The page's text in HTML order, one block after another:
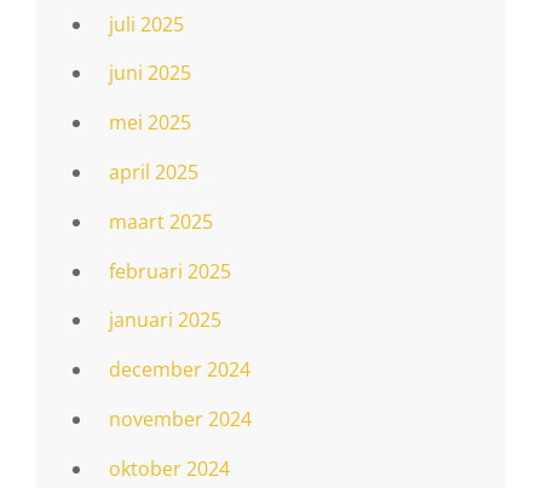
juli 2025
juni 2025
mei 2025
april 2025
maart 2025
februari 2025
januari 2025
december 2024
november 2024
oktober 2024